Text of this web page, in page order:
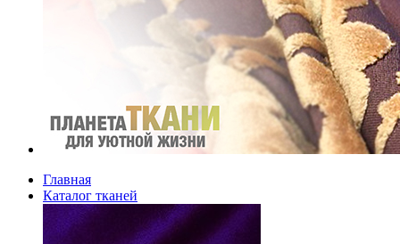
Главная
Каталог тканей